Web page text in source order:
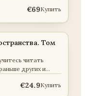
€69Купить
Том
читать
других и
действий.
€24.9Купить